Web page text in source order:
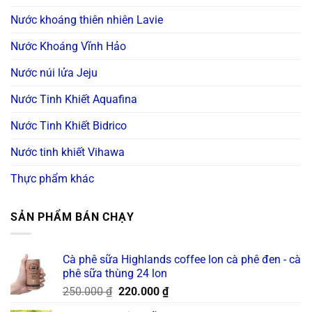
Nước khoáng thiên nhiên Lavie
Nước Khoáng Vĩnh Hảo
Nước núi lửa Jeju
Nước Tinh Khiết Aquafina
Nước Tinh Khiết Bidrico
Nước tinh khiết Vihawa
Thực phẩm khác
SẢN PHẨM BÁN CHẠY
Cà phê sữa Highlands coffee lon cà phê đen - cà
phê sữa thùng 24 lon
250.000₫ Original
220.000 ₫Current